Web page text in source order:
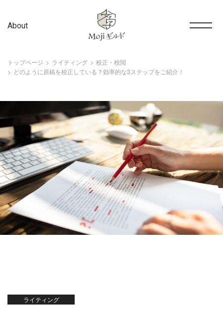
About
トップページ ライティング
校正・校閲
どのように原稿を校正している？効率的な3ステップをご紹介！
ライティング